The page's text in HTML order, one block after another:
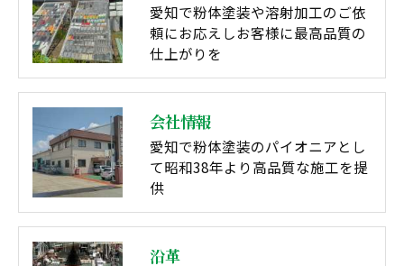
愛知で粉体塗装や溶射加工のご依
頼にお応えしお客様に最高品質の
仕上がりを
会社情報
愛知で粉体塗装のパイオニアとし
て昭和38年より高品質な施工を提
供
沿革